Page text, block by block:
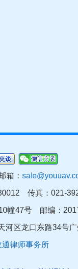
：
传真：021-
10幢47号 邮编：
河区龙口东路34号
通律师事务所